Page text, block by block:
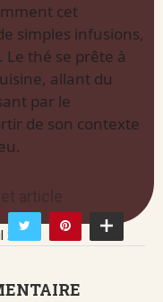
cet
simples infusions,
thé se prête à
allant du
par le
de son contexte
article